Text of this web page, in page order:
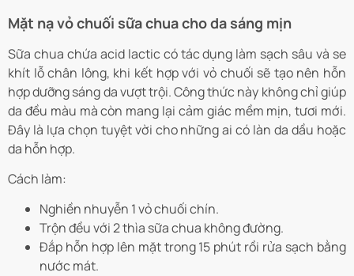
Mặt nạ vỏ chuối sữa chua cho da sáng mịn
Sữa chua chứa acid lactic có tác dụng làm sạch sâu và se
khít lỗ chân lông, khi kết hợp với vỏ chuối sẽ tạo nên hỗn
hợp dưỡng sáng da vượt trội. Công thức này không chỉ giúp
da đều màu mà còn mang lại cảm giác mềm mịn, tươi mới.
Đây là lựa chọn tuyệt vời cho những ai có làn da dầu hoặc
da hỗn hợp.
Cách làm:
Nghiền nhuyễn 1 vỏ chuối chín.
Trộn đều với 2 thìa sữa chua không đường.
Đắp hỗn hợp lên mặt trong 15 phút rồi rửa sạch bằng
nước mát.